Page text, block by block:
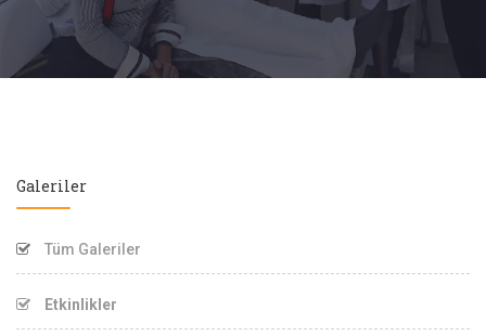
Galeriler
Tüm Galeriler
Etkinlikler